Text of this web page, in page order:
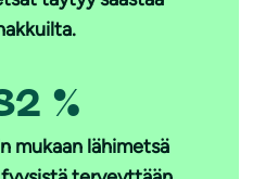
%
mukaan lähimetsä